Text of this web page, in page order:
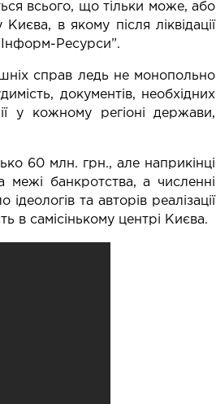
всього, що тільки може, або
в якому після ліквідації
Ресурси”.
справ ледь не монопольно
документів, необхідних
у кожному регіоні держави,
60 млн. грн., але наприкінці
банкротства, а численні
та авторів реалізації
в самісінькому центрі Києва.